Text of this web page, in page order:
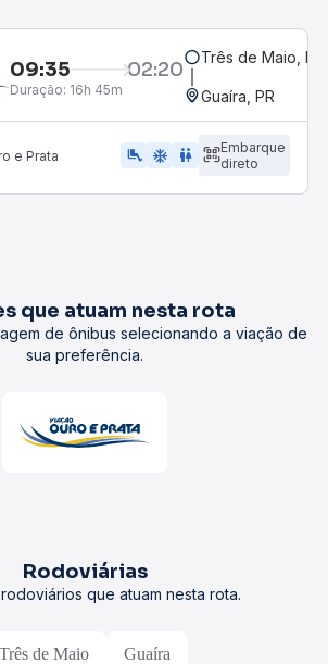
09:35 02:20
Duração: 16h 45m
Três de Maio, RS
Guaíra, PR
e Prata airline_seat_legroom_extra ac_unit WC
Embarque
direto
que atuam nesta rota
de ônibus selecionando a viação de
sua preferência.
Rodoviárias
que atuam nesta rota.
Três de Maio Guaíra